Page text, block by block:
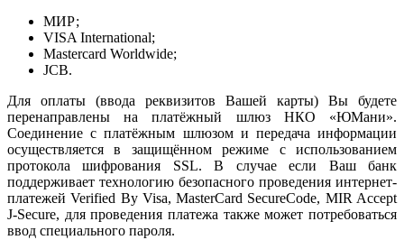
МИР;
VISA International;
Mastercard Worldwide;
JCB.
Для оплаты (ввода реквизитов Вашей карты) Вы будете
перенаправлены на платёжный шлюз НКО «ЮМани».
Соединение с платёжным шлюзом и передача информации
осуществляется в защищённом режиме с использованием
протокола шифрования SSL. В случае если Ваш банк
поддерживает технологию безопасного проведения интернет-
платежей Verified By Visa, MasterCard SecureCode, MIR Accept
J-Secure, для проведения платежа также может потребоваться
ввод специального пароля.